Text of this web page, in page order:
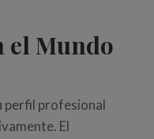
el Mundo
perfil profesional
El